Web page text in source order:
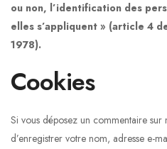
ou non, l’identification des
elles s’appliquent » (article 4
1978).
Cookies
Si vous déposez un commentaire sur
d’enregistrer votre nom, adresse e-